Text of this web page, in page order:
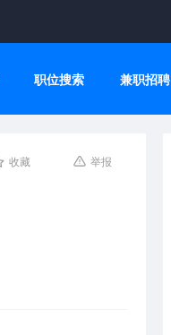
职位搜索 兼职招聘
收藏 举报